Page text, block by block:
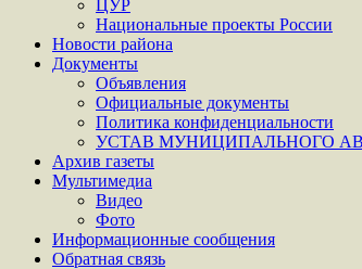
ЦУР
Национальные проекты России
Новости района
Документы
Объявления
Официальные документы
Политика конфиденциальности
УСТАВ МУНИЦИПАЛЬНОГО
Архив газеты
Мультимедиа
Видео
Фото
Информационные сообщения
Обратная связь